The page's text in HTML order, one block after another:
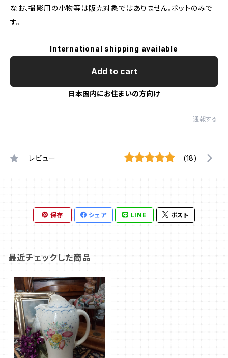
なお、撮影用の小物等は販売対象ではありません。ポットのみで
す。
International shipping available
Add to cart
日本国内にお住まいの方向け
通報する
レビュー (18)
保存 シェア LINE ポスト
最近チェックした商品